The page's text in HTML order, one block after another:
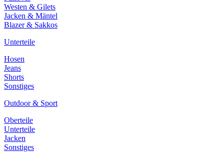
Westen & Gilets
Jacken & Mäntel
Blazer & Sakkos
Unterteile
Hosen
Jeans
Shorts
Sonstiges
Outdoor & Sport
Oberteile
Unterteile
Jacken
Sonstiges